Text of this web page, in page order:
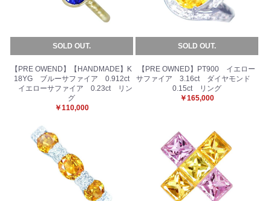
SOLD OUT.
【PRE OWEND】【HANDMADE】K
18YG ブルーサファイア 0.912ct
イエローサファイア 0.23ct リン
グ
￥110,000
SOLD OUT.
【PRE OWNED】PT900 イエロー
サファイア 3.16ct ダイヤモンド
0.15ct リング
￥165,000